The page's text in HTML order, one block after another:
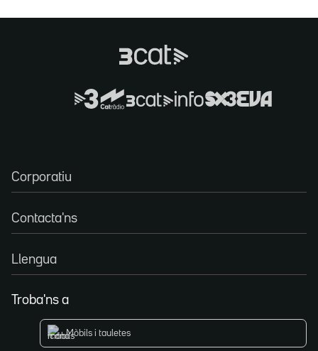
Corporatiu
Contacta'ns
Llengua
Troba'ns a
Mòbils i tauletes